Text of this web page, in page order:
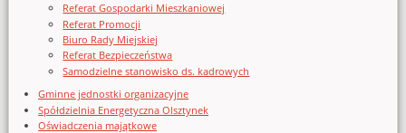
Referat Gospodarki Mieszkaniowej
Referat Promocji
Biuro Rady Miejskiej
Referat Bezpieczeństwa
Samodzielne stanowisko ds. kadrowych
Gminne jednostki organizacyjne
Spółdzielnia Energetyczna Olsztynek
Oświadczenia majątkowe